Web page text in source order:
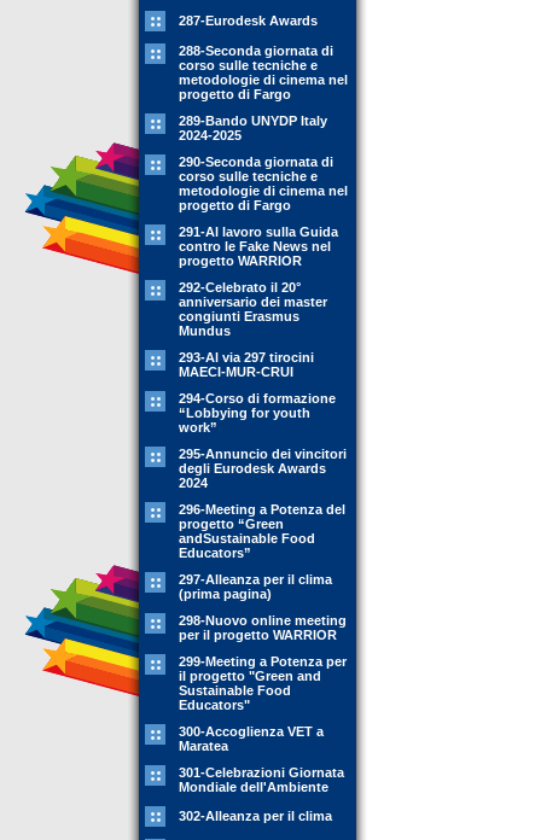
287-Eurodesk Awards
288-Seconda giornata di
corso sulle tecniche e
metodologie di cinema nel
progetto di Fargo
289-Bando UNYDP Italy
2024-2025
290-Seconda giornata di
corso sulle tecniche e
metodologie di cinema nel
progetto di Fargo
291-Al lavoro sulla Guida
contro le Fake News nel
progetto WARRIOR
292-Celebrato il 20°
anniversario dei master
congiunti Erasmus
Mundus
293-Al via 297 tirocini
MAECI-MUR-CRUI
294-Corso di formazione
“Lobbying for youth
work”
295-Annuncio dei vincitori
degli Eurodesk Awards
2024
296-Meeting a Potenza del
progetto “Green
andSustainable Food
Educators”
297-Alleanza per il clima
(prima pagina)
298-Nuovo online meeting
per il progetto WARRIOR
299-Meeting a Potenza per
il progetto "Green and
Sustainable Food
Educators"
300-Accoglienza VET a
Maratea
301-Celebrazioni Giornata
Mondiale dell'Ambiente
302-Alleanza per il clima